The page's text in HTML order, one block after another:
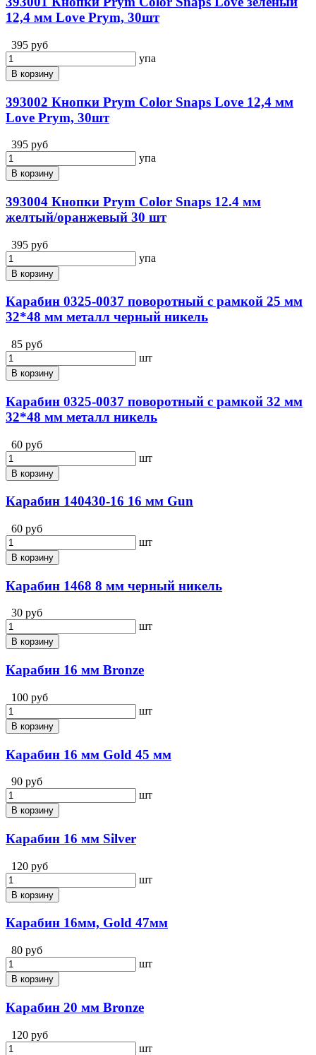
12,4 мм Love Prym, 30шт
395 руб
упа
В корзину
393002 Кнопки Prym Color Snaps Love 12,4 мм
Love Prym, 30шт
395 руб
упа
В корзину
393004 Кнопки Prym Color Snaps 12.4 мм
желтый/оранжевый 30 шт
395 руб
упа
В корзину
Карабин 0325-0037 поворотный с рамкой 25 мм
32*48 мм металл черный никель
85 руб
шт
В корзину
Карабин 0325-0037 поворотный с рамкой 32 мм
32*48 мм металл никель
60 руб
шт
В корзину
Карабин 140430-16 16 мм Gun
60 руб
шт
В корзину
Карабин 1468 8 мм черный никель
30 руб
шт
В корзину
Карабин 16 мм Bronze
100 руб
шт
В корзину
Карабин 16 мм Gold 45 мм
90 руб
шт
В корзину
Карабин 16 мм Silver
120 руб
шт
В корзину
Карабин 16мм, Gold 47мм
80 руб
шт
В корзину
Карабин 20 мм Bronze
120 руб
шт